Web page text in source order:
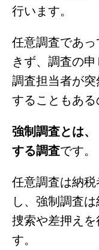
行います。
任意調査であ
きず、調査の
調査担当者が
することもある
強制調査とは
する調査です。
任意調査は納
し、強制調査
捜索や差押え
す。